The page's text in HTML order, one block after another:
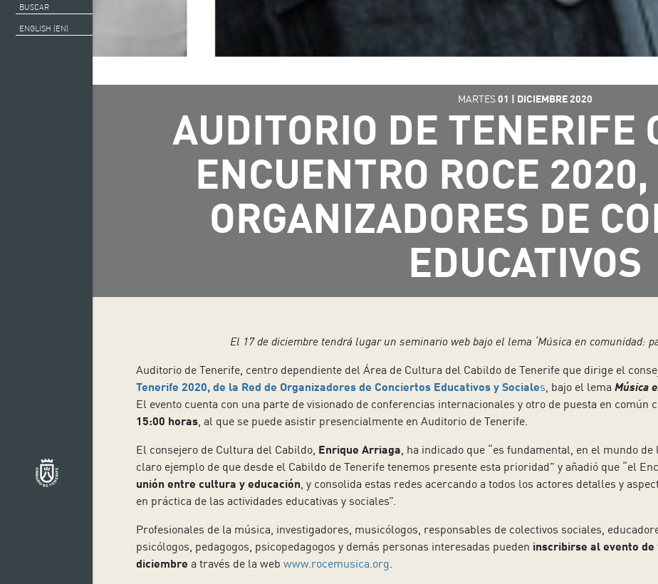
BUSCAR
ENGLISH (EN)
MARTES01 | DICIEMBRE 2020
AUDITORIO DE TENERIFE
ENCUENTRO ROCE
ORGANIZADORES DE
EDUCATIVOS
El 17 de diciembre tendrá lugar un seminario web bajo el lema ‘Música en comunidad:
Auditorio de Tenerife, centro dependiente del Área de Cultura del Cabildo de Tenerife que dirige el
Tenerife 2020, de la Red de Organizadores de Conciertos Educativos y Sociales, bajo el lema Música
El evento cuenta con una parte de visionado de conferencias internacionales y otro de puesta en común
15:00 horas, al que se puede asistir presencialmente en Auditorio de Tenerife.
El consejero de Cultura del Cabildo, Enrique Arriaga, ha indicado que “es fundamental, en el mundo
claro ejemplo de que desde el Cabildo de Tenerife tenemos presente esta prioridad” y añadió que “el
unión entre cultura y educación, y consolida estas redes acercando a todos los actores detalles y
en práctica de las actividades educativas y sociales”.
Profesionales de la música, investigadores, musicólogos, responsables de colectivos sociales,
psicólogos, pedagogos, psicopedagogos y demás personas interesadas pueden inscribirse al evento
diciembre a través de la web www.rocemusica.org.